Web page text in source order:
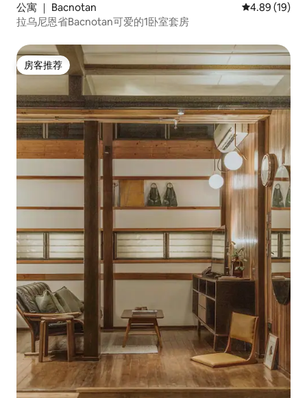
公寓 ｜ Bacnotan 平均评分
4.89 (19)
拉乌尼恩省Bacnotan可爱的1卧室套房
房客推荐
房客推荐